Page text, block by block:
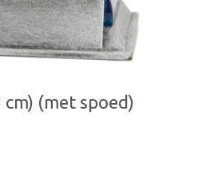
cm) (met spoed)